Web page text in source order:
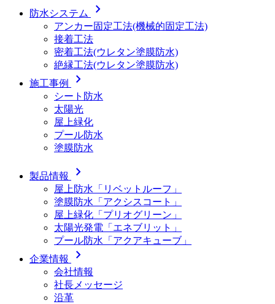
防水システム chevron_right
アンカー固定工法(機械的固定工法)
接着工法
密着工法(ウレタン塗膜防水)
絶縁工法(ウレタン塗膜防水)
施工事例
chevron_right
シート防水
太陽光
屋上緑化
プール防水
塗膜防水
製品情報 chevron_right
屋上防水「リベットルーフ」
塗膜防水「アクシスコート」
屋上緑化「プリオグリーン」
太陽光発電「エネブリット」
プール防水「アクアキューブ」
企業情報
chevron_right
会社情報
社長メッセージ
沿革